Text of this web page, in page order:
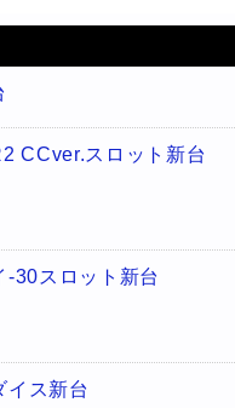
CCver.スロット新台
-30スロット新台
イス新台